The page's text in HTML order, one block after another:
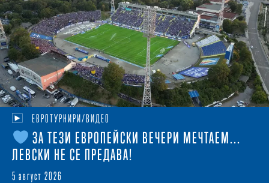
ЕВРОТУРНИРИ/ВИДЕО
ЗА ТЕЗИ ЕВРОПЕЙСКИ ВЕЧЕРИ МЕЧТАЕМ...
ЛЕВСКИ НЕ СЕ ПРЕДАВА!
5 август 2026